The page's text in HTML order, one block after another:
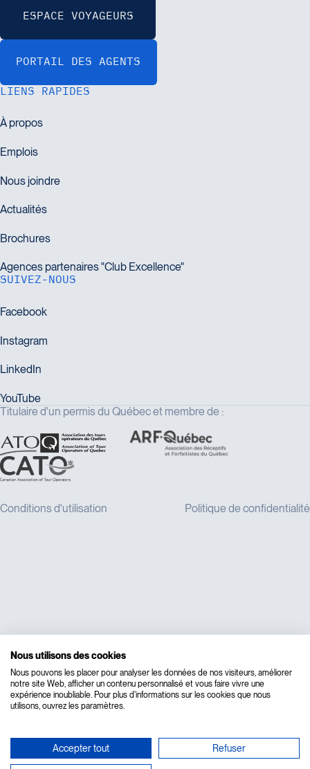
LIENS RAPIDES
SUIVEZ-NOUS
Titulaire d'un permis du Québec et membre de :
Nous utilisons des cookies
Nous pouvons les placer pour analyser les données de nos visiteurs, améliorer
notre site Web, afficher un contenu personnalisé et vous faire vivre une
expérience inoubliable. Pour plus d'informations sur les cookies que nous
utilisons, ouvrez les paramètres.
Accepter tout Refuser